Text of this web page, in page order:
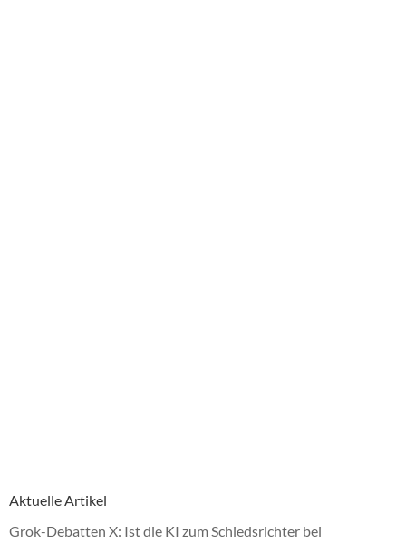
Aktuelle Artikel
Grok-Debatten X: Ist die KI zum Schiedsrichter bei